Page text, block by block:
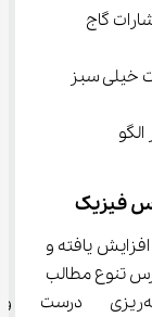
درس فیزیک نیز مانند ریاضی ضریبش به ۷ افزایش یافته و
تنوع مطالب
زیادی دارد، اما با یک